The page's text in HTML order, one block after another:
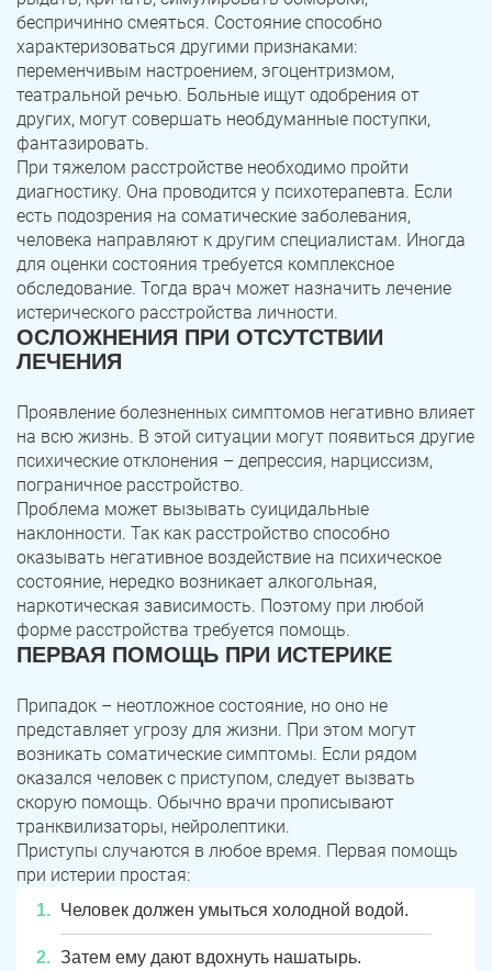
беспричинно смеяться. Состояние способно
характеризоваться другими признаками:
переменчивым настроением, эгоцентризмом,
театральной речью. Больные ищут одобрения от
других, могут совершать необдуманные поступки,
фантазировать.
При тяжелом расстройстве необходимо пройти
диагностику. Она проводится у психотерапевта. Если
есть подозрения на соматические заболевания,
человека направляют к другим специалистам. Иногда
для оценки состояния требуется комплексное
обследование. Тогда врач может назначить лечение
истерического расстройства личности.
ОСЛОЖНЕНИЯ ПРИ ОТСУТСТВИИ
ЛЕЧЕНИЯ
Проявление болезненных симптомов негативно влияет
на всю жизнь. В этой ситуации могут появиться другие
психические отклонения – депрессия, нарциссизм,
пограничное расстройство.
Проблема может вызывать суицидальные
наклонности. Так как расстройство способно
оказывать негативное воздействие на психическое
состояние, нередко возникает алкогольная,
наркотическая зависимость. Поэтому при любой
форме расстройства требуется помощь.
ПЕРВАЯ ПОМОЩЬ ПРИ ИСТЕРИКЕ
Припадок – неотложное состояние, но оно не
представляет угрозу для жизни. При этом могут
возникать соматические симптомы. Если рядом
оказался человек с приступом, следует вызвать
скорую помощь. Обычно врачи прописывают
транквилизаторы, нейролептики.
Приступы случаются в любое время. Первая помощь
при истерии простая:
Человек должен умыться холодной водой.
Затем ему дают вдохнуть нашатырь.